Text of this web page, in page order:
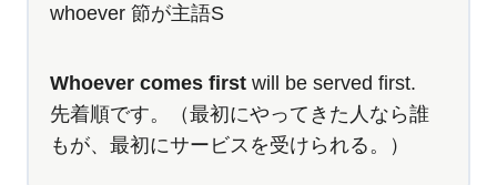
whoever 節が主語S
Whoever comes first will be served first.
先着順です。（最初にやってきた人なら誰
もが、最初にサービスを受けられる。）